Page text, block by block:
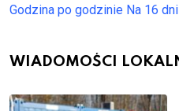
Godzina po godzinie Na 16 dni
WIADOMOŚCI